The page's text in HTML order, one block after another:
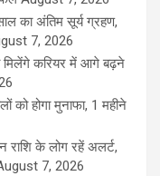
का अंतिम सूर्य ग्रहण,
7, 2026
मिलेंगे करियर में आगे बढ़ने
को होगा मुनाफा, 1 महीने
के लोग रहें अलर्ट,
7, 2026